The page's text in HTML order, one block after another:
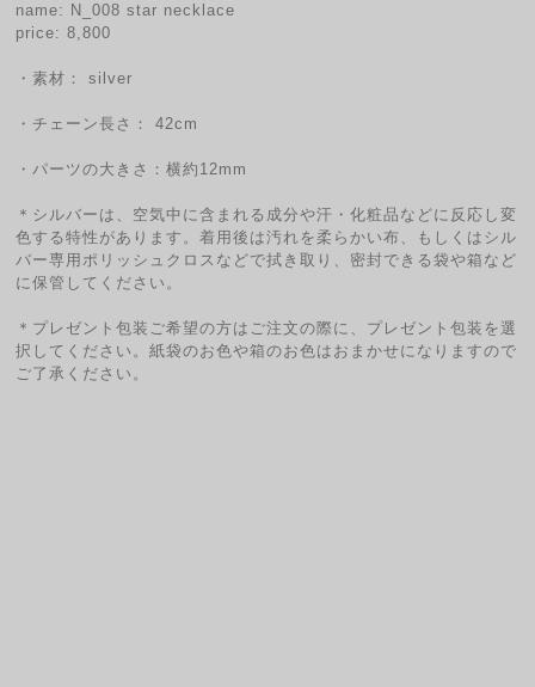
name: N_008 star necklace
price: 8,800
・素材： silver
・チェーン長さ： 42cm
・パーツの大きさ：横約12mm
＊シルバーは、空気中に含まれる成分や汗・化粧品などに反応し変
色する特性があります。着用後は汚れを柔らかい布、もしくはシル
バー専用ポリッシュクロスなどで拭き取り、密封できる袋や箱など
に保管してください。
＊プレゼント包装ご希望の方はご注文の際に、プレゼント包装を選
択してください。紙袋のお色や箱のお色はおまかせになりますので
ご了承ください。